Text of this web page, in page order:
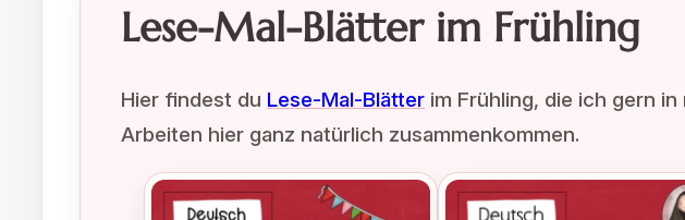
Lese-Mal-Blätter im Frühling
Hier findest du Lese-Mal-Blätter im Frühling, die ich gern
Arbeiten hier ganz natürlich zusammenkommen.